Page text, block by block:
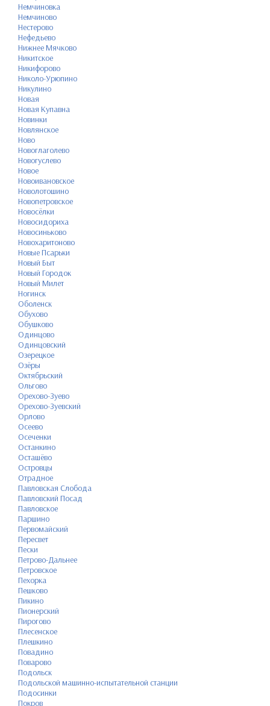
Немчиновка
Немчиново
Нестерово
Нефедьево
Нижнее Мячково
Никитское
Никифорово
Николо-Урюпино
Никулино
Новая
Новая Купавна
Новинки
Новлянское
Ново
Новоглаголево
Новогуслево
Новое
Новоивановское
Новолотошино
Новопетровское
Новосёлки
Новосидориха
Новосиньково
Новохаритоново
Новые Псарьки
Новый Быт
Новый Городок
Новый Милет
Ногинск
Оболенск
Обухово
Обушково
Одинцово
Одинцовский
Озерецкое
Озёры
Октябрьский
Ольгово
Орехово-Зуево
Орехово-Зуевский
Орлово
Осеево
Осеченки
Останкино
Осташёво
Островцы
Отрадное
Павловская Слобода
Павловский Посад
Павловское
Паршино
Первомайский
Пересвет
Пески
Петрово-Дальнее
Петровское
Пехорка
Пешково
Пикино
Пионерский
Пирогово
Плесенское
Плешкино
Повадино
Поварово
Подольск
Подольской машинно-испытательной станции
Подосинки
Покров